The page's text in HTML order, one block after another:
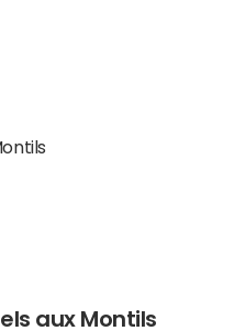
aux Montils